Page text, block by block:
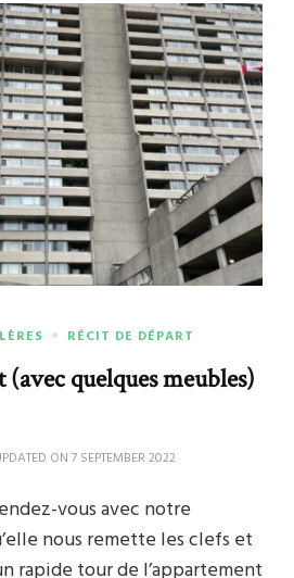
RÉCIT DE DÉPART
quelques meubles)
ON 7 SEPTEMBER 2022
vous avec notre
nous remette les clefs et
rapide tour de l’appartement